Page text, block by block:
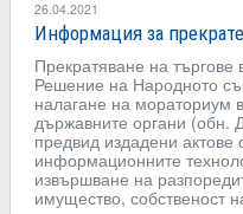
26.04.2021
Информация за
Прекратяване на търгове
Решение на Народното
налагане на мораториум
държавните органи (обн.
предвид издадени
информационните
извършване на
имущество, собственост